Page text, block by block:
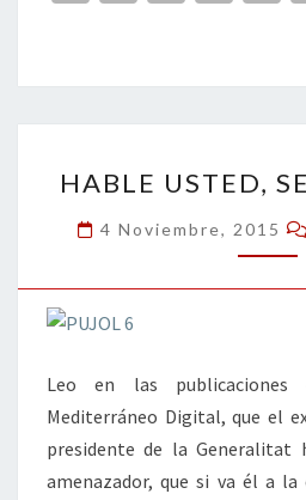
o
o
k
er dI
n
l
HABLE USTED,
4 Noviembre, 2015
Leo en las publicaciones
Mediterráneo Digital, que el
presidente de la Generalitat
amenazador, que si va él a